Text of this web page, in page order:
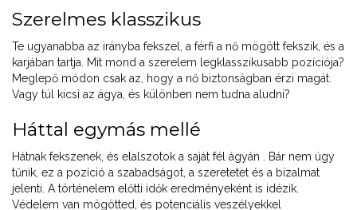
Szerelmes klasszikus
Te ugyanabba az irányba fekszel, a férfi a nő mögött fekszik, és a
karjában tartja. Mit mond a szerelem legklasszikusabb pozíciója?
Meglepő módon csak az, hogy a nő biztonságban érzi magát.
Vagy túl kicsi az ágya, és különben nem tudna aludni?
Háttal egymás mellé
Hátnak fekszenek, és elalszotok a saját fél ágyán . Bár nem úgy
tűnik, ez a pozíció a szabadságot, a szeretetet és a bizalmat
jelenti. A történelem előtti idők eredményeként is idézik.
Védelem van mögötted, és potenciális veszélyekkel